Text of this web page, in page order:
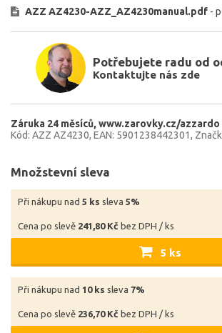
AZZ AZ4230-AZZ_AZ4230manual.pdf -
Potřebujete radu od
Kontaktujte nás zde
Záruka 24 měsíců www.zarovky.cz/azzardo
Kód: AZZ AZ4230 EAN: 5901238442301
Množstevní sleva
Při nákupu nad 5 ks sleva 5%
Cena po slevě 241,80 Kč bez DPH / ks
5 ks
Při nákupu nad 10 ks sleva 7%
Cena po slevě 236,70 Kč bez DPH / ks